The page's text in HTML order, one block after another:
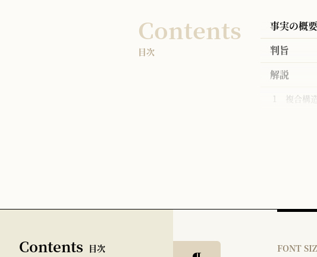
Contents
目次
事実の概
判旨
解説
1 複合構
6 本判決
Contents 目次 FONT